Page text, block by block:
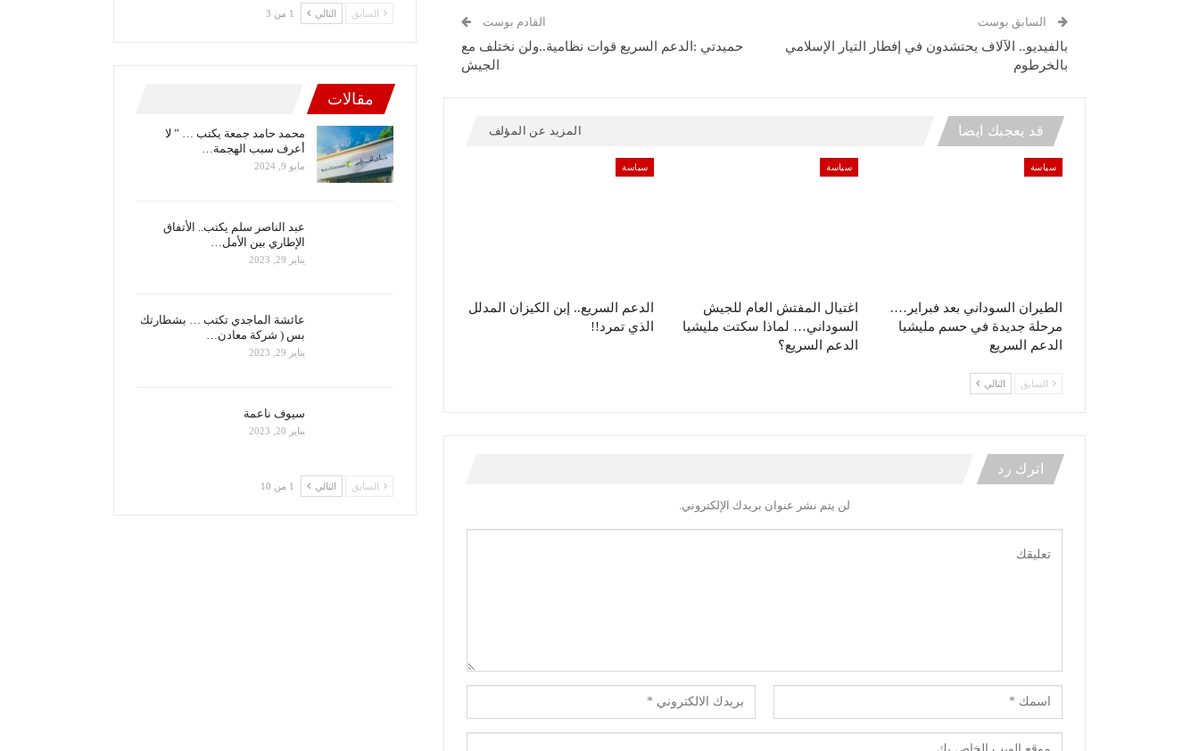
السابق بوست
بالفيديو.. الآلاف يحتشدون في إفطار التيار الإسلامي
بالخرطوم
القادم بوست
حميدتي :الدعم السريع قوات نظامية..ولن نختلف مع
الجيش
قد يعجبك ايضا المزيد عن المؤلف
سياسة
الطيران السوداني بعد فبراير….
مرحلة جديدة في حسم مليشيا
الدعم السريع
سياسة
اغتيال المفتش العام للجيش
السوداني… لماذا سكتت مليشيا
الدعم السريع؟
سياسة
الدعم السريع.. إبن الكيزان المدلل
الذي تمرد!!
السابق التالي
اترك رد
لن يتم نشر عنوان بريدك الإلكتروني.
السابق التالي 1 من 3
مقالات
محمد حامد جمعة يكتب … ” لا
أعرف سبب الهجمة…
مايو 9, 2024
عبد الناصر سلم يكتب.. الأتفاق
الإطاري بين الأمل…
يناير 29, 2023
عائشة الماجدي تكتب … بشطارتك
بس ( شركة معادن…
يناير 29, 2023
سيوف ناعمة
يناير 20, 2023
السابق التالي 1 من 10